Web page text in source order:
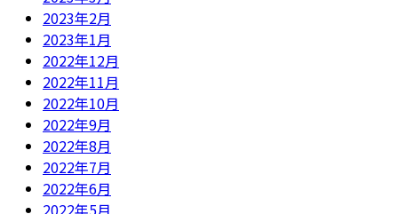
2023年2月
2023年1月
2022年12月
2022年11月
2022年10月
2022年9月
2022年8月
2022年7月
2022年6月